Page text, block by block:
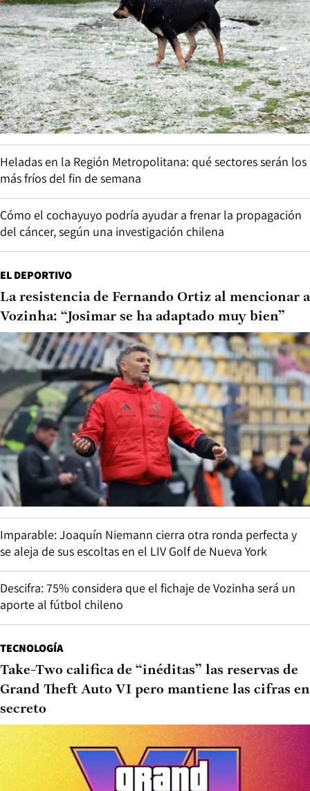
Heladas en la Región Metropolitana: qué sectores serán los
más fríos del fin de semana
Cómo el cochayuyo podría ayudar a frenar la propagación
del cáncer, según una investigación chilena
EL DEPORTIVO
La resistencia de Fernando Ortiz al mencionar a
Vozinha: “Josimar se ha adaptado muy bien”
Imparable: Joaquín Niemann cierra otra ronda perfecta y
se aleja de sus escoltas en el LIV Golf de Nueva York
Descifra: 75% considera que el fichaje de Vozinha será un
aporte al fútbol chileno
TECNOLOGÍA
Take-Two califica de “inéditas” las reservas de
Grand Theft Auto VI pero mantiene las cifras en
secreto